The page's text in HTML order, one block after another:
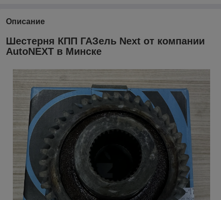
Описание
Шестерня КПП ГАЗель Next от компании
AutoNEXT в Минске